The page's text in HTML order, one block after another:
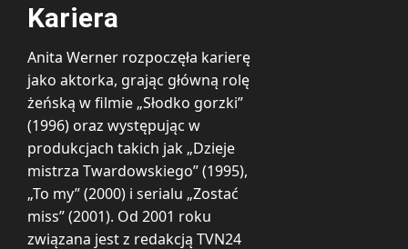
Kariera
Anita Werner rozpoczęła karierę
jako aktorka, grając główną rolę
żeńską w filmie „Słodko gorzki”
(1996) oraz występując w
produkcjach takich jak „Dzieje
mistrza Twardowskiego” (1995),
„To my” (2000) i serialu „Zostać
miss” (2001). Od 2001 roku
związana jest z redakcją TVN24